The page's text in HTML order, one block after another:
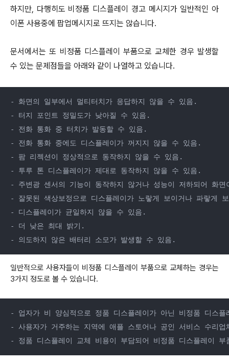
하지만, 다행히도 비정품 디스플레이 경고 메시지가 일반적인 아
이폰 사용중에 팝업메시지로 뜨지는 않습니다.
문서에서는 또 비정품 디스플레이 부품으로 교체한 경우 발생할
수 있는 문제점들을 아래와 같이 나열하고 있습니다.
- 화면의 일부에서 멀티터치가 응답하지 않을 수 있음.
- 터지 포인트 정밀도가 낮아질 수 있음.
- 전화 통화 중 터치가 발동할 수 있음.
- 전화 통화 중에도 디스플레이가 꺼지지 않을 수 있음.
- 팜 리젝션이 정상적으로 동작하지 않을 수 있음.
- 투루 톤 디스플레이가 제대로 동작하지 않을 수 있음.
- 주변광 센서의 기능이 동작하지 않거나 성능이 저하되어 화
- 잘못된 색상보정으로 디스플레이가 노랗게 보이거나 파랗게
- 디스플레이가 균일하지 않을 수 있음.
- 더 낮은 최대 밝기.
- 의도하지 않은 배터리 소모가 발생할 수 있음.
일반적으로 사용자들이 비정품 디스플레이 부품으로 교체하는 경우는
3가지 정도로 볼 수 있습니다.
- 업자가 비 양심적으로 정품 디스플레이가 아닌 비정품 디스
- 사용자가 거주하는 지역에 애플 스토어나 공인 서비스 수리
- 정품 디스플레이 교체 비용이 부담되어 비정품 디스플레이